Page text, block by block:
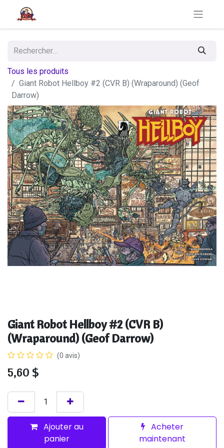
Tous les produits
Giant Robot Hellboy #2 (CVR B) (Wraparound) (Geof
Darrow)
Giant Robot Hellboy #2 (CVR B)
(Wraparound) (Geof Darrow)
(0 avis)
5,60 $
Ajouter au
panier
Acheter
maintenant